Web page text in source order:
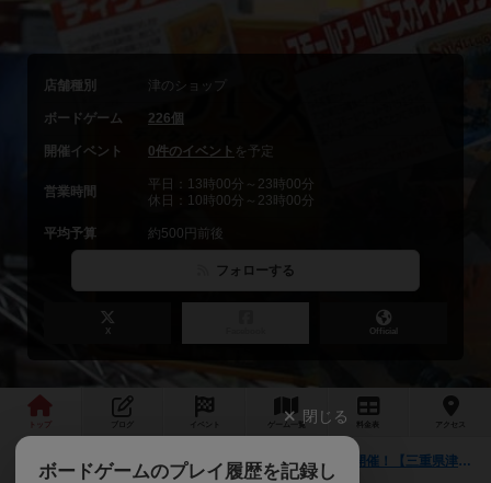
店舗種別 津のショップ
ボードゲーム 226個
開催イベント 0件のイベント を予定
営業時間
平日：13時00分～23時00分
休日：10時00分～23時00分
平均予算 約500円前後
フォローする
X Official
ゲーム 一覧 料金 アクセス
最新情報 【初心者歓迎】9/15（日）第3回ボードゲーム祭開催！【三重県津市】
閉じる
ボードゲームのプレイ履歴を記録し